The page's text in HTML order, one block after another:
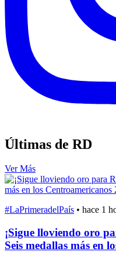
Últimas de RD
Ver Más
#LaPrimeradelPaís • hace 1
¡Sigue lloviendo oro
Seis medallas más en